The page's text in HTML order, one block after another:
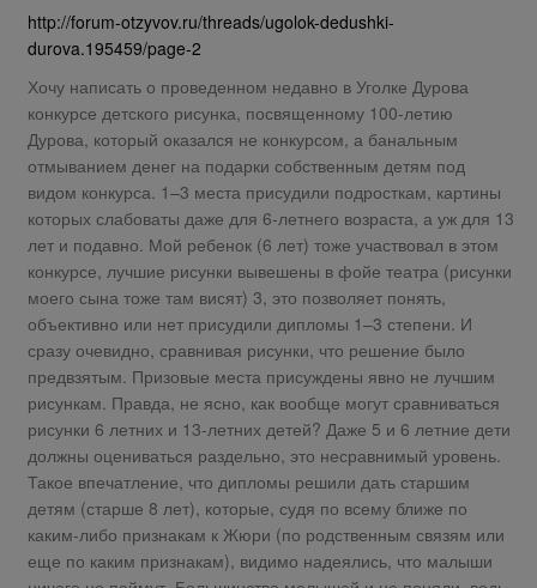
http://forum-otzyvov.ru/threads/ugolok-dedushki-
durova.195459/page-2
Хочу написать о проведенном недавно в Уголке Дурова
конкурсе детского рисунка, посвященному 100-летию
Дурова, который оказался не конкурсом, а банальным
отмыванием денег на подарки собственным детям под
видом конкурса. 1–3 места присудили подросткам, картины
которых слабоваты даже для 6-летнего возраста, а уж для 13
лет и подавно. Мой ребенок (6 лет) тоже участвовал в этом
конкурсе, лучшие рисунки вывешены в фойе театра (рисунки
моего сына тоже там висят) 3, это позволяет понять,
объективно или нет присудили дипломы 1–3 степени. И
сразу очевидно, сравнивая рисунки, что решение было
предвзятым. Призовые места присуждены явно не лучшим
рисункам. Правда, не ясно, как вообще могут сравниваться
рисунки 6 летних и 13-летних детей? Даже 5 и 6 летние дети
должны оцениваться раздельно, это несравнимый уровень.
Такое впечатление, что дипломы решили дать старшим
детям (старше 8 лет), которые, судя по всему ближе по
каким-либо признакам к Жюри (по родственным связям или
еще по каким признакам), видимо надеялись, что малыши